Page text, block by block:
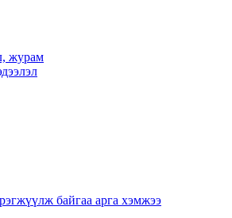
журам
байгаа арга хэмжээ